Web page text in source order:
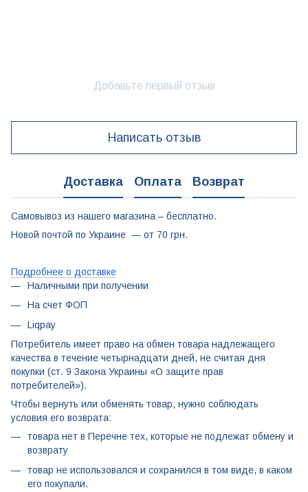
Добавьте первый отзыв
Написать отзыв
Доставка Оплата Возврат
Самовывоз из нашего магазина – бесплатно.
Новой почтой по Украине — от 70 грн.
Подробнее о доставке
Наличными при получении
На счет ФОП
Liqpay
Потребитель имеет право на обмен товара надлежащего
качества в течение четырнадцати дней, не считая дня
покупки (ст. 9 Закона Украины «О защите прав
потребителей»).
Чтобы вернуть или обменять товар, нужно соблюдать
условия его возврата:
товара нет в Перечне тех, которые не подлежат обмену и
возврату
товар не использовался и сохранился в том виде, в каком
его покупали.